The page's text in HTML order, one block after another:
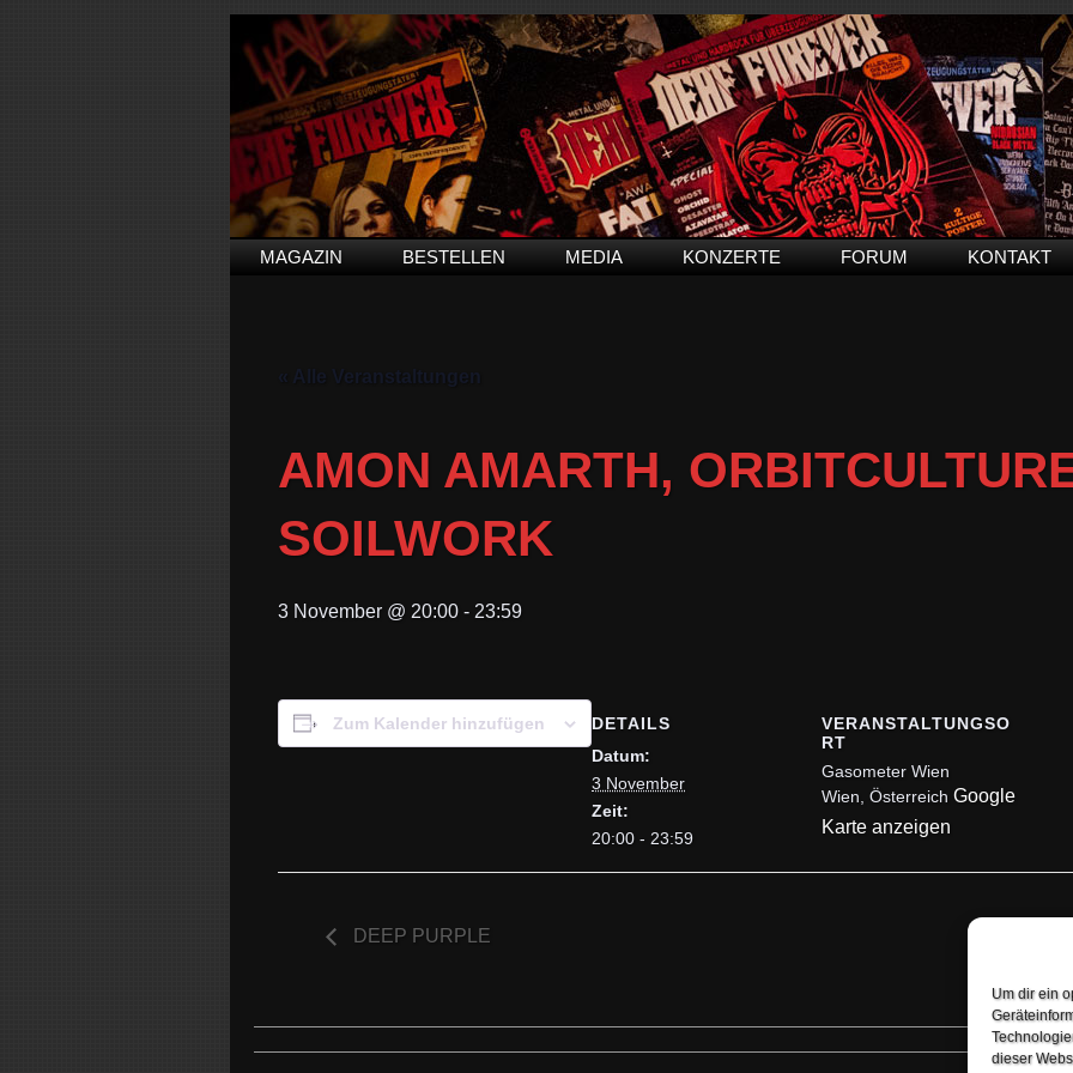
Um dir ein
dieser
MAGAZIN BESTELLEN MEDIA KONZERTE FORUM KONTAKT
« Alle Veranstaltungen
AMON AMARTH,
SOILWORK
3 November @ 20:00 - 23:59
Zum Kalender hinzufügen
DETAILS
Datum:
3 November
Zeit:
20:00 - 23:59
VERANSTALTUNGSO
RT
Gasometer Wien
Wien Österreich Google
Karte anzeigen
DEEP PURPLE